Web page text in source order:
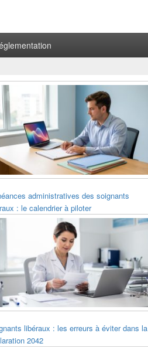
administratives des soignants
: le calendrier à piloter
libéraux : les erreurs à éviter dans la
2042